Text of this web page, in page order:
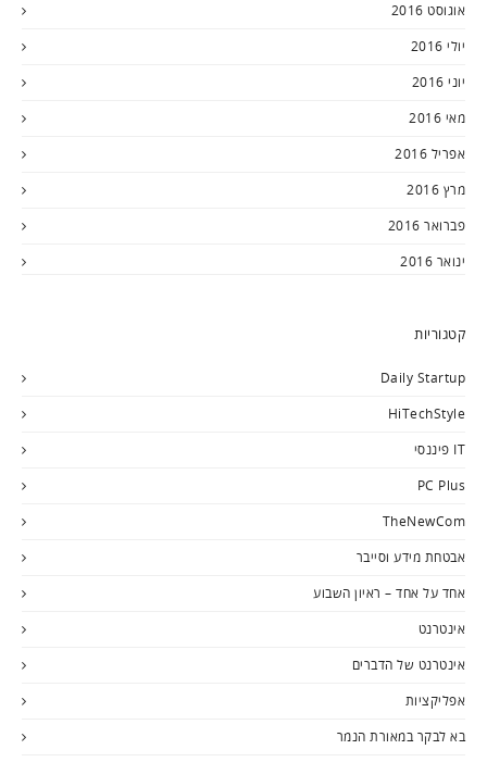
אוגוסט 2016
יולי 2016
יוני 2016
מאי 2016
אפריל 2016
מרץ 2016
פברואר 2016
ינואר 2016
קטגוריות
Daily Startup
HiTechStyle
IT פיננסי
PC Plus
TheNewCom
אבטחת מידע וסייבר
אחד על אחד – ראיון השבוע
אינטרנט
אינטרנט של הדברים
אפליקציות
בא לבקר במאורת הנמר